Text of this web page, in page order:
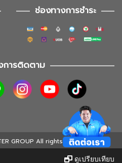
ช่องทางการชำระ
การติดตาม
GROUP All rights reserved
ดูเปรียบเทียบ